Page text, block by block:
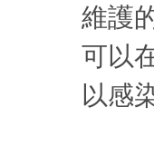
維護
可以
以感